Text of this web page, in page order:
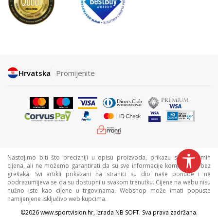
Hrvatska Promijenite
Nastojimo biti što precizniji u opisu proizvoda, prikazu slika i samih
cijena, ali ne možemo garantirati da su sve informacije kompletne i bez
grešaka. Svi artikli prikazani na stranici su dio naše ponude i ne
podrazumijeva se da su dostupni u svakom trenutku. Cijene na webu nisu
nužno iste kao cijene u trgovinama. Webshop može imati popuste
namijenjene isključivo web kupcima.
©2026www.sportvision.hr, Izrada NB SOFT. Sva prava zadržana.